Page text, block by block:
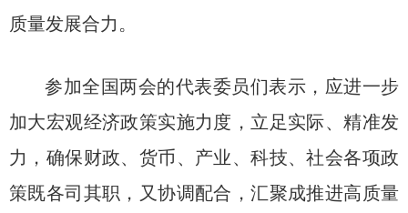
质量发展合力。
参加全国两会的代表委员们表示，应进一步
加大宏观经济政策实施力度，立足实际、精准发
力，确保财政、货币、产业、科技、社会各项政
策既各司其职，又协调配合，汇聚成推进高质量